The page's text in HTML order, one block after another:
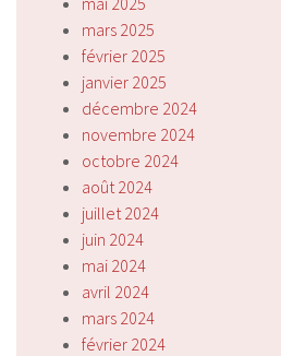
mars 2025
février 2025
janvier 2025
décembre 2024
novembre 2024
octobre 2024
août 2024
juillet 2024
juin 2024
mai 2024
avril 2024
mars 2024
février 2024